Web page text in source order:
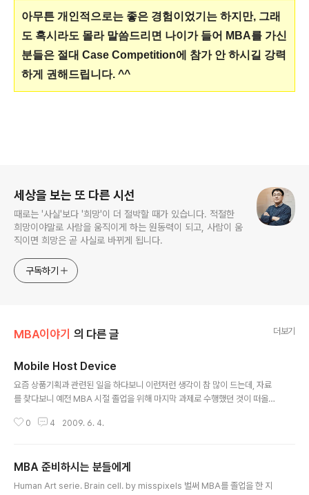
아무튼 개인적으로는 좋은 경험이었기는 하지만, 그래
도 혹시라도 몰라 말씀드리면 나이가 들어 MBA를 가신
분들은 절대 Case Competition에 참가 안 하시길 강력
하게 권해드립니다. ^^
세상을 보는 또 다른 시선
때로는 '사실'보다 '희망'이 더 절박할 때가 있습니다. 적절한
희망이야말로 사람을 움직이게 하는 원동력이 되고, 사람이 움
직이면 희망은 곧 사실로 바뀌게 됩니다.
구독하기
MBA이야기 의 다른 글 더보기
Mobile Host Device
요즘 상품기획과 관련된 일을 하다보니 이런저런 생각이 참 많이 드는데, 자료
를 찾다보니 예전 MBA 시절 졸업을 위해 마지막 과제로 수행했던 것이 떠올라
짧은 시간이지만 제품 컨셉을 잡기위해 친구들과 참 여러가지 이야기를 했던 것
못했던 부분이라 당시의 기준으로 보면 그럭저럭 쓸만한 상품기획을 했다고 생
각합니다. 하지만, 지금의 수준으로 보면 부족한 부분들이 많이 보일테니 너무
0 4 2009. 6. 4.
MBA 준비하시는 분들에게
Human Art serie. Brain cell. by misspixels 벌써 MBA를 졸업을 한 지